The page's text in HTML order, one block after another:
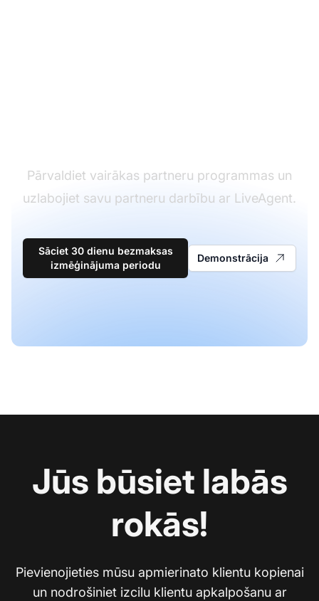
Pārvaldiet vairākas partneru programmas un
uzlabojiet savu partneru darbību ar LiveAgent.
Sāciet 30 dienu bezmaksas
izmēģinājuma periodu
Demonstrācija
Jūs būsiet labās
rokās!
Pievienojieties mūsu apmierinato klientu kopienai
un nodrošiniet izcilu klientu apkalpošanu ar